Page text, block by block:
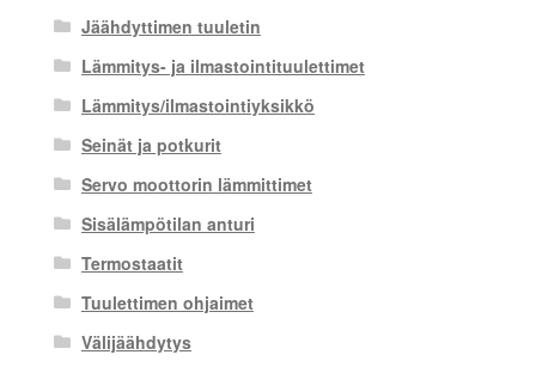
Jäähdyttimen tuuletin
Lämmitys- ja ilmastointituulettimet
Lämmitys/ilmastointiyksikkö
Seinät ja potkurit
Servo moottorin lämmittimet
Sisälämpötilan anturi
Termostaatit
Tuulettimen ohjaimet
Välijäähdytys